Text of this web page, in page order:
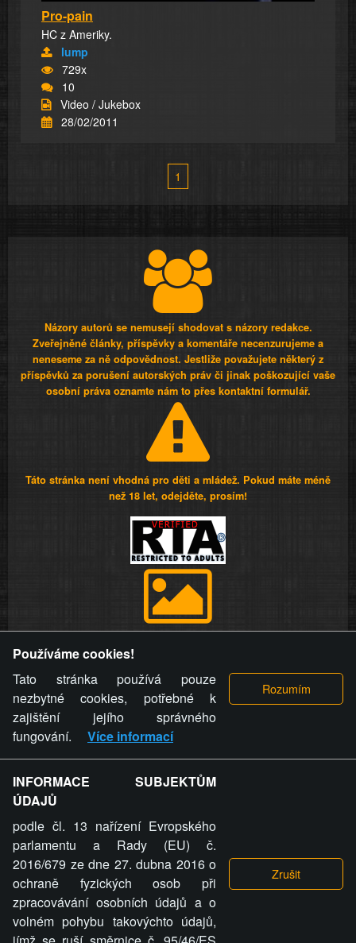
Pro-pain
HC z Ameriky.
lump
729x
10
Video / Jukebox
28/02/2011
1
Názory autorů se nemusejí shodovat s názory redakce.
Zveřejněné články, příspěvky a komentáře necenzurujeme a
neneseme za ně odpovědnost. Jestliže považujete některý z
příspěvků za porušení autorských práv či jinak poškozující vaše
osobní práva oznamte nám to přes kontaktní formulář.
Táto stránka není vhodná pro děti a mládež. Pokud máte méně
než 18 let, odejděte, prosím!
videa a komentáře. Osoba, které se toto opatření provozovatele
stránky týče, ani osoba, která umístila fotografii nebo video na
stránku, nemůže z důvodu odstranění fotografie, videa nebo
komentáře pro výše uvedenou okolnost uplatnit vůči
provozovateli stránky žádný nárok na náhradu škody nebo
nemajetkové újmy.
ZVRÁCENÝ.CZ - Svět není zvrácenej. To jen
ty lidi...
ZVRÁCENÝ.CZ
Používáme cookies!
Tato stránka používá pouze
nezbytné cookies, potřebné k
zajištění jejího správného
fungování.
Více informací
INFORMACE SUBJEKTŮM
ÚDAJŮ
podle čl. 13 nařízení Evropského
parlamentu a Rady (EU) č.
2016/679 ze dne 27. dubna 2016 o
ochraně fyzických osob při
zpracovávání osobních údajů a o
volném pohybu takovýchto údajů,